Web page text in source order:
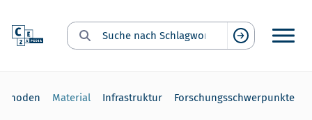
Suche nach Schlagwort:
Suchen
Material Infrastruktur Forschungsschwerpunkte